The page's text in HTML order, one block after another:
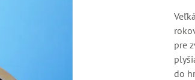
pre
do